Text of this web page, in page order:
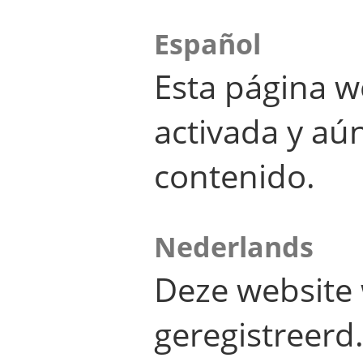
Español
Esta página
activada y
contenido.
Nederlands
Deze